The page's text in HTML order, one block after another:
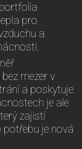
pro
a
mezer v
a poskytuje
je ale
zajistí
potřebu je nová